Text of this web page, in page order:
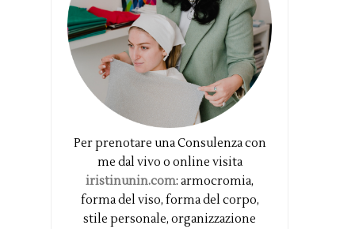
Per prenotare una Consulenza con
me dal vivo o online visita
iristinunin.com: armocromia,
forma del viso, forma del corpo,
stile personale, organizzazione